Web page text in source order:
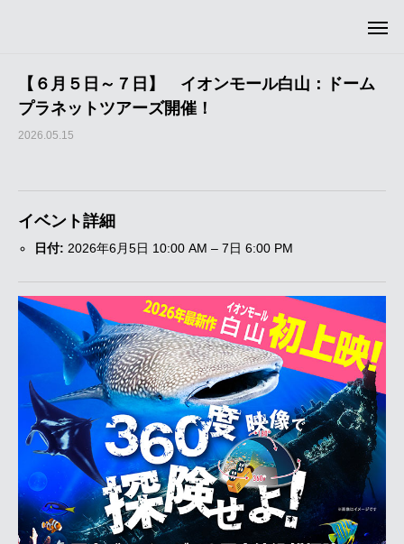
【６月５日～７日】 イオンモール白山：ドーム
プラネットツアーズ開催！
2026.05.15
イベント詳細
日付: 2026年6月5日 10:00 AM –7日 6:00 PM